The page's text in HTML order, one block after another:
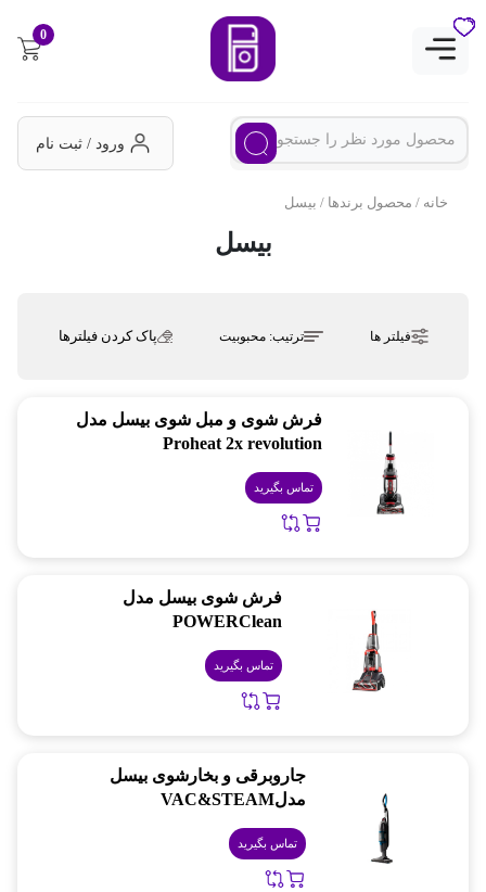
0
ورود / ثبت نام
خانه / محصول برندها / بیسل
بیسل
فیلتر ها ترتیب:محبوبیت پاک کردن فیلترها
فرش شوی و مبل شوی بیسل مدل
Proheat 2x revolution
تماس بگیرید
فرش شوی بیسل مدل
POWERClean
تماس بگیرید
جاروبرقی و بخارشوی بیسل
مدلVAC&STEAM
تماس بگیرید